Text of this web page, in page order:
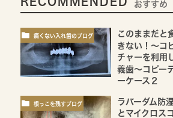
おすすめ
痛くない入れ歯のブログ
このままだと
きない！～コ
チャーを利用
義歯～コピー
ーケース２
根っこを残すブログ
ラバーダム防
とマイクロス